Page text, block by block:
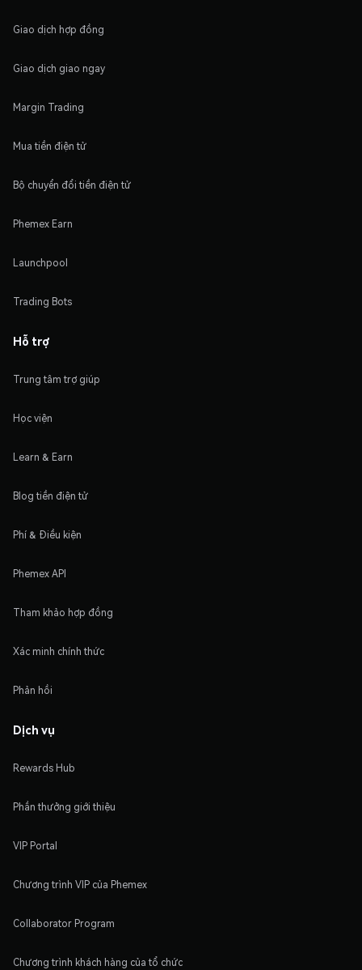
Giao dịch hợp đồng
Giao dịch giao ngay
Margin Trading
Mua tiền điện tử
Bộ chuyển đổi tiền điện tử
Phemex Earn
Launchpool
Trading Bots
Hỗ trợ
Trung tâm trợ giúp
Học viện
Learn & Earn
Blog tiền điện tử
Phí & Điều kiện
Phemex API
Tham khảo hợp đồng
Xác minh chính thức
Phản hồi
Dịch vụ
Rewards Hub
Phần thưởng giới thiệu
VIP Portal
Chương trình VIP của Phemex
Collaborator Program
Chương trình khách hàng của tổ chức